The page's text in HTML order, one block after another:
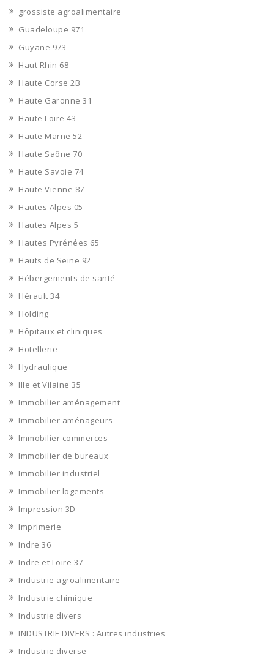
grossiste agroalimentaire
Guadeloupe 971
Guyane 973
Haut Rhin 68
Haute Corse 2B
Haute Garonne 31
Haute Loire 43
Haute Marne 52
Haute Saône 70
Haute Savoie 74
Haute Vienne 87
Hautes Alpes 05
Hautes Alpes 5
Hautes Pyrénées 65
Hauts de Seine 92
Hébergements de santé
Hérault 34
Holding
Hôpitaux et cliniques
Hotellerie
Hydraulique
Ille et Vilaine 35
Immobilier aménagement
Immobilier aménageurs
Immobilier commerces
Immobilier de bureaux
Immobilier industriel
Immobilier logements
Impression 3D
Imprimerie
Indre 36
Indre et Loire 37
Industrie agroalimentaire
Industrie chimique
Industrie divers
INDUSTRIE DIVERS : Autres industries
Industrie diverse